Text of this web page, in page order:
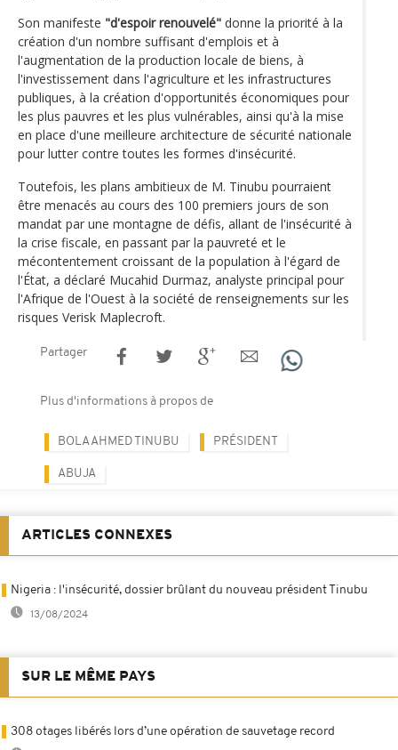
Son manifeste "d'espoir renouvelé" donne la priorité à la
création d'un nombre suffisant d'emplois et à
l'augmentation de la production locale de biens, à
l'investissement dans l'agriculture et les infrastructures
publiques, à la création d'opportunités économiques pour
les plus pauvres et les plus vulnérables, ainsi qu'à la mise
en place d'une meilleure architecture de sécurité nationale
pour lutter contre toutes les formes d'insécurité.
Toutefois, les plans ambitieux de M. Tinubu pourraient
être menacés au cours des 100 premiers jours de son
mandat par une montagne de défis, allant de l'insécurité à
la crise fiscale, en passant par la pauvreté et le
mécontentement croissant de la population à l'égard de
l'État, a déclaré Mucahid Durmaz, analyste principal pour
l'Afrique de l'Ouest à la société de renseignements sur les
risques Verisk Maplecroft.
Partager
Plus d'informations à propos de
BOLA AHMED TINUBU PRÉSIDENT
ABUJA
ARTICLES CONNEXES
Nigeria : l'insécurité, dossier brûlant du nouveau président Tinubu
13/08/2024
SUR LE MÊME PAYS
308 otages libérés lors d’une opération de sauvetage record